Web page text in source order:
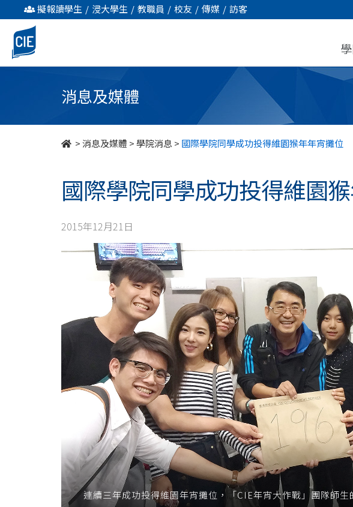
國
際
學
擬報讀學生 / 浸大學生 / 教職員 / 校友 / 傳媒 / 訪客
消息及媒體
>消息及媒體 >學院消息 > 國際學院同學成功投得維園猴年年宵攤位
國際學院同學成功投得維園
2015年12月21日
連續三年成功投得維園年宵攤位，「CIE年宵大作戰」團隊師生